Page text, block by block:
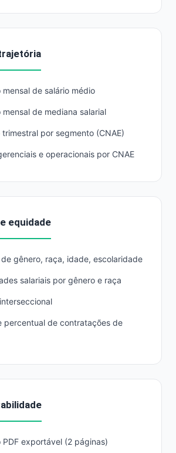
mensal de salário médio
mensal de mediana salarial
trimestral por segmento (CNAE)
e operacionais por CNAE
equidade
de gênero, raça, idade, escolaridade
salariais por gênero e raça
percentual de contratações de
PDF exportável (2 páginas)